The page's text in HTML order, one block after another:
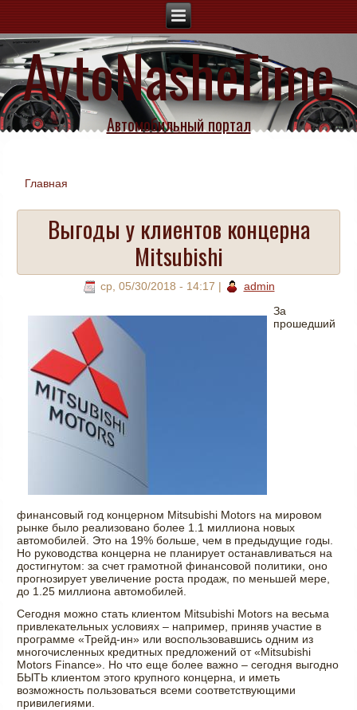
AvtoNasheTime
Автомобильный портал
Вы здесь
Главная
Выгоды у клиентов концерна
Mitsubishi
ср, 05/30/2018 - 14:17 |
admin
За
прошедший
финансовый год концерном Mitsubishi Motors на мировом
рынке было реализовано более 1.1 миллиона новых
автомобилей. Это на 19% больше, чем в предыдущие годы.
Но руководства концерна не планирует останавливаться на
достигнутом: за счет грамотной финансовой политики, оно
прогнозирует увеличение роста продаж, по меньшей мере,
до 1.25 миллиона автомобилей.
Сегодня можно стать клиентом Mitsubishi Motors на весьма
привлекательных условиях – например, приняв участие в
программе «Трейд-ин» или воспользовавшись одним из
многочисленных кредитных предложений от «Mitsubishi
Motors Finance». Но что еще более важно – сегодня выгодно
БЫТЬ клиентом этого крупного концерна, и иметь
возможность пользоваться всеми соответствующими
привилегиями.